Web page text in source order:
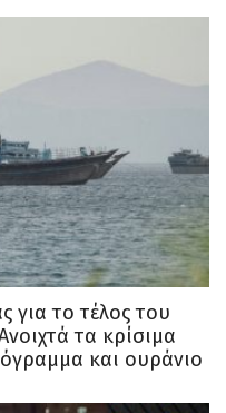
για το τέλος του
τα κρίσιμα
και ουράνιο